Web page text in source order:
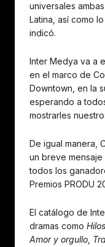
universales
Latina, así como
indicó.
Inter Medya va a
en el marco de
Downtown, en la
esperando a
mostrarles
De igual manera,
un breve mensaje
todos los
Premios PRODU
El catálogo de
dramas como
Amor y orgullo,